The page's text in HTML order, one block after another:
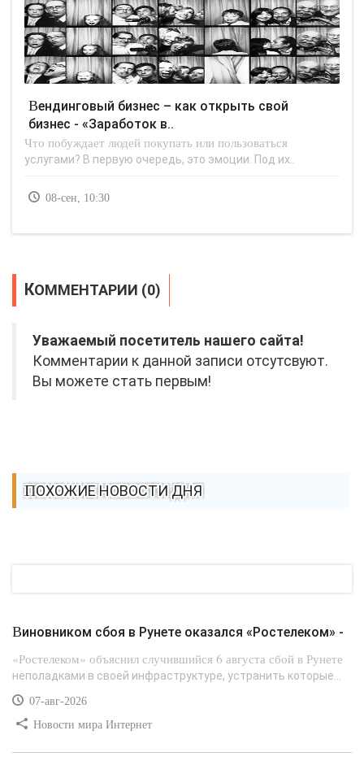
Вендинговый бизнес – как открыть свой
бизнес - «Заработок в..
Что побуждает людей покупать или пользоваться
услугами? В первую очередь, это эмоции. Под их..
08-сен, 10:30
КОММЕНТАРИИ (0)
Уважаемый посетитель нашего сайта!
Комментарии к данной записи отсутсвуют.
Вы можете стать первым!
ПОХОЖИЕ НОВОСТИ ДНЯ
Виновником сбоя в Рунете оказался «Ростелеком» -
«Ростелеком» объяснил случившийся 6 августа сбой в Рунете
неполадками в своей инфраструктуре, устранить которые...
07-авг-2026
Новости мира Интернет